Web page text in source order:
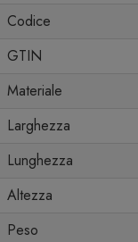
Codice
GTIN
Materiale
Larghezza
Lunghezza
Altezza
Peso